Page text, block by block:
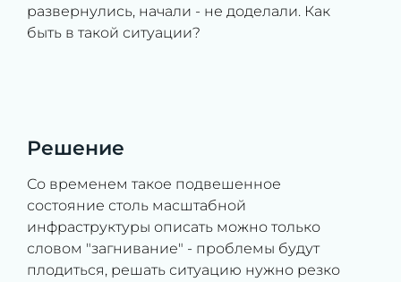
развернулись, начали - не доделали. Как
быть в такой ситуации?
Решение
Со временем такое подвешенное
состояние столь масштабной
инфраструктуры описать можно только
словом "загнивание" - проблемы будут
плодиться, решать ситуацию нужно резко